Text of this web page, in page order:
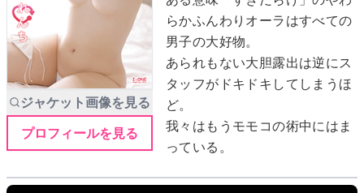
イベント情報
アイドル一覧
メニュー
▶発売中
ジャケット画像を見る
プロフィールを見る
らかふんわりオーラはすべての
男子の大好物。
あられもない大胆露出は逆にス
タッフがドキドキしてしまうほ
ど。
我々はもうモモコの術中にはま
っている。